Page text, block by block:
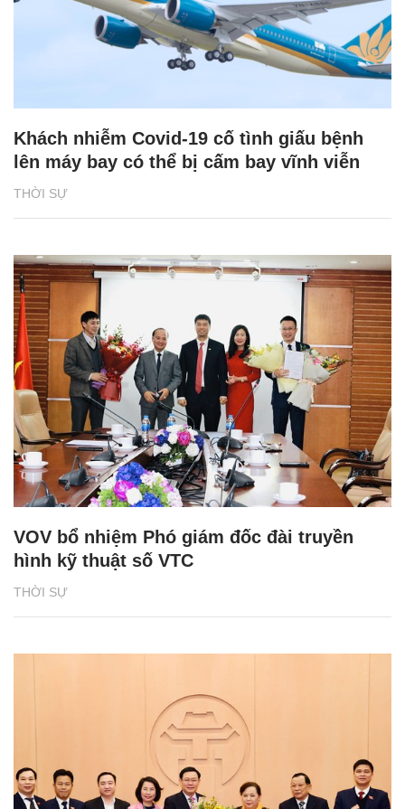
THỜI SỰ
Khách nhiễm Covid-19 cố tình giấu bệnh
lên máy bay có thể bị cấm bay vĩnh viễn
THỜI SỰ
VOV bổ nhiệm Phó giám đốc đài truyền
hình kỹ thuật số VTC